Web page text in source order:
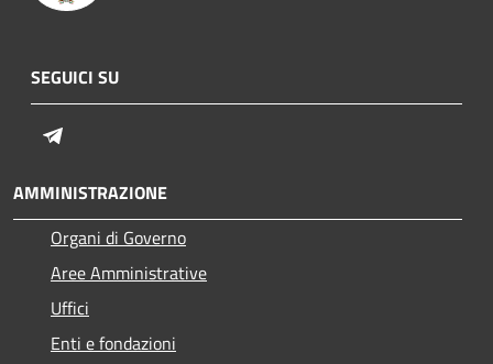
SEGUICI SU
AMMINISTRAZIONE
Organi di Governo
Aree Amministrative
Uffici
Enti e fondazioni